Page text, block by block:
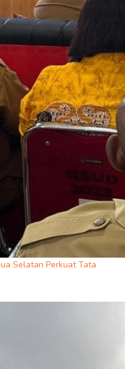
Selatan Perkuat Tata